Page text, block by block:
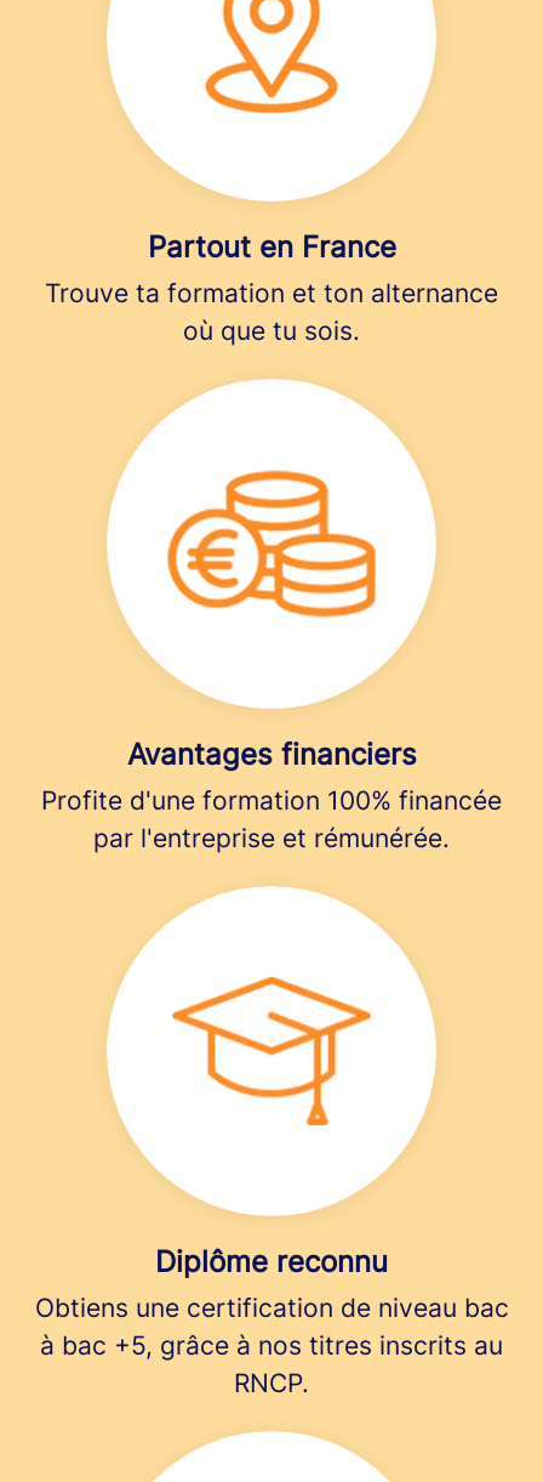
Partout en France
Trouve ta formation et ton alternance
où que tu sois.
Avantages financiers
Profite d'une formation 100% financée
par l'entreprise et rémunérée.
Diplôme reconnu
Obtiens une certification de niveau bac
à bac +5, grâce à nos titres inscrits au
RNCP.